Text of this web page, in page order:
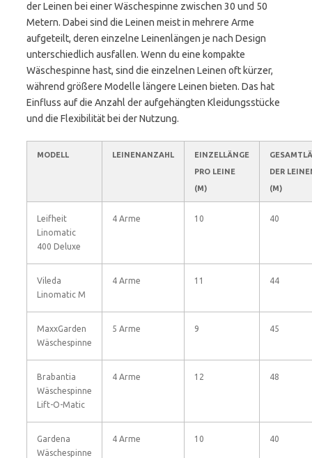
der Leinen bei einer Wäschespinne zwischen 30 und 50
Metern. Dabei sind die Leinen meist in mehrere Arme
aufgeteilt, deren einzelne Leinenlängen je nach Design
unterschiedlich ausfallen. Wenn du eine kompakte
Wäschespinne hast, sind die einzelnen Leinen oft kürzer,
während größere Modelle längere Leinen bieten. Das hat
Einfluss auf die Anzahl der aufgehängten Kleidungsstücke
und die Flexibilität bei der Nutzung.
MODELL LEINENANZAHL
EINZELLÄNGE
PRO LEINE
(M)
DER
(M)
Leifheit
Linomatic
400 Deluxe
4 Arme 10 40
Vileda
Linomatic M
4 Arme 11 44
MaxxGarden
Wäschespinne
5 Arme 9 45
Brabantia
Wäschespinne
Lift-O-Matic
4 Arme 12 48
Gardena
Wäschespinne
4 Arme 10 40